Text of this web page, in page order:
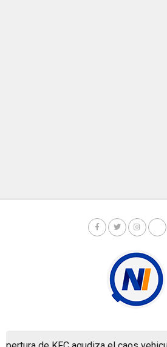
Copyright © Nicaragua